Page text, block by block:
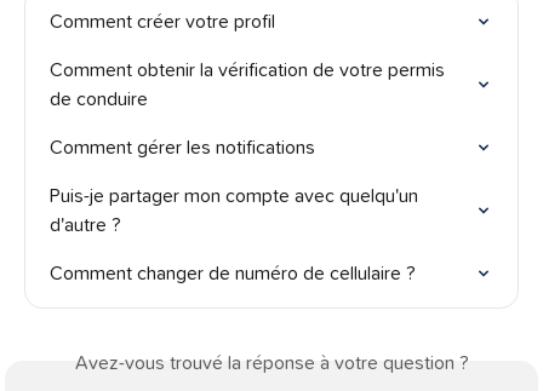
Comment créer votre profil
Comment obtenir la vérification de votre permis
de conduire
Comment gérer les notifications
Puis-je partager mon compte avec quelqu'un
d'autre ?
Comment changer de numéro de cellulaire ?
Avez-vous trouvé la réponse à votre question ?